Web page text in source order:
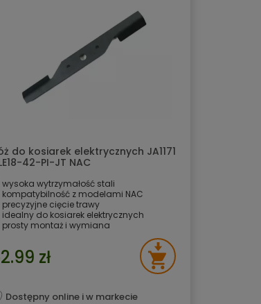
do kosiarek elektrycznych JA1171
42-PI-JT NAC
wysoka wytrzymałość stali
kompatybilność z modelami NAC
precyzyjne cięcie trawy
idealny do kosiarek elektrycznych
prosty montaż i wymiana
zł
Dostępny online i w markecie